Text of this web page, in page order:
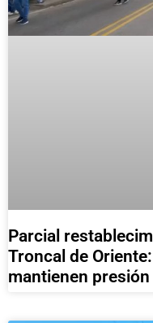
Parcial
Troncal de
mantienen